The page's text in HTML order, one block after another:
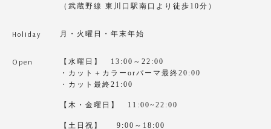
（武蔵野線 東川口駅南口より徒歩10分）
Holiday 月・火曜日・年末年始
Open
【水曜日】 13:00～22:00
・カット＋カラーorパーマ最終20:00
・カット最終21:00
【木・金曜日】 11:00~22:00
【土日祝】 9:00～18:00